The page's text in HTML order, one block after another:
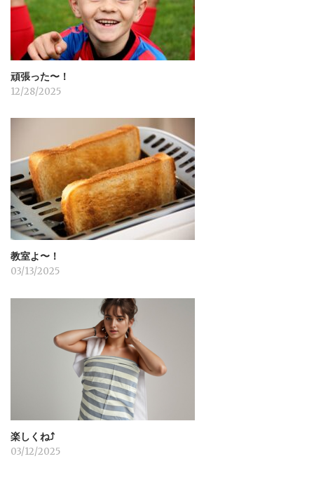
ン
頑張った〜！
12/28/2025
教室よ〜！
03/13/2025
楽しくね⤴︎
03/12/2025